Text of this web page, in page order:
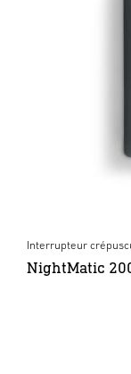
Interrupteur
NightMatic